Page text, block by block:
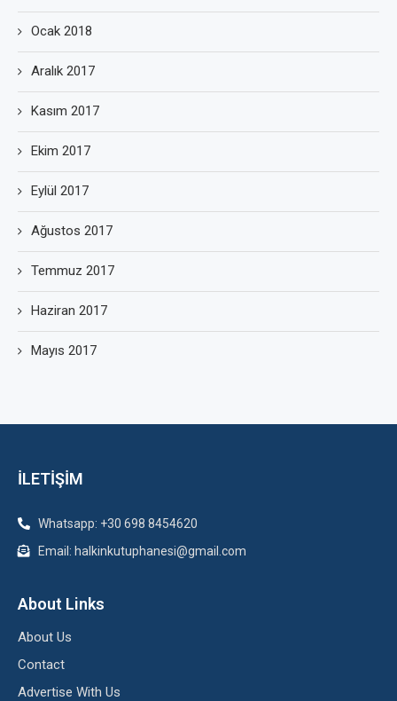
Ocak 2018
Aralık 2017
Kasım 2017
Ekim 2017
Eylül 2017
Ağustos 2017
Temmuz 2017
Haziran 2017
Mayıs 2017
İLETİŞİM
Whatsapp: +30 698 8454620
Email: halkinkutuphanesi@gmail.com
About Links
About Us
Contact
Advertise With Us